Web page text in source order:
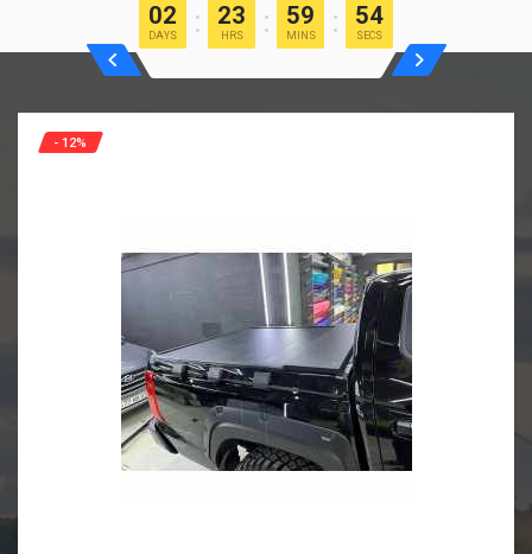
02
DAYS
23
HRS
59
MINS
53
SECS
- 12%